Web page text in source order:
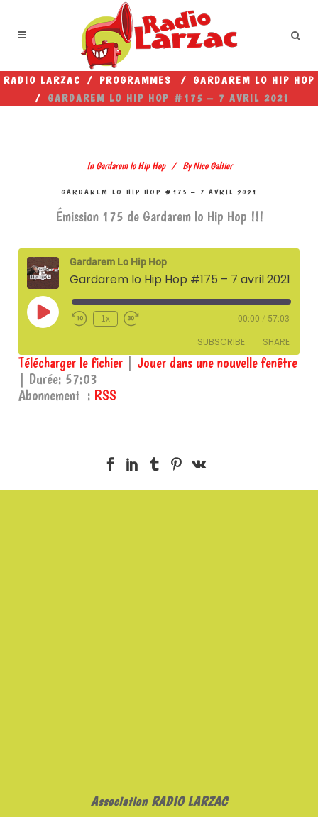
RADIO LARZAC / PROGRAMMES / GARDAREM LO HIP HOP
/ GARDAREM LO HIP HOP #175 – 7 AVRIL 2021
In Gardarem lo Hip Hop By Nico Galtier
GARDAREM LO HIP HOP #175 – 7 AVRIL 2021
Émission 175 de Gardarem lo Hip Hop !!!
Gardarem Lo Hip Hop
Gardarem lo Hip Hop #175 – 7 avril 2021
Play
Episode
1x 00:00 / 57:03
SUBSCRIBE SHARE
RSS
SHARE
Télécharger le fichier
Jouer dans une nouvelle fenêtre
Durée: 57:03
Abonnement : RSS
Association RADIO LARZAC